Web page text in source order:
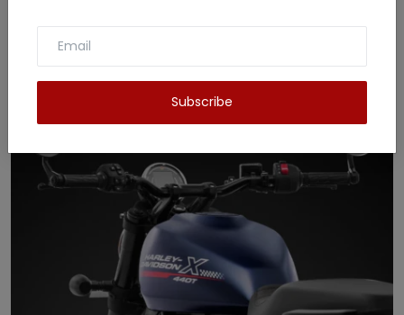
Subscribe
Related Posts